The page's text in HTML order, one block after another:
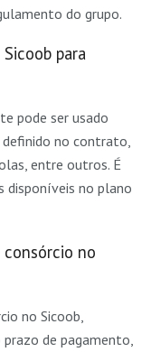
do grupo.
para
pode ser usado
definido no contrato,
entre outros. É
disponíveis no plano
no
no Sicoob,
de pagamento,